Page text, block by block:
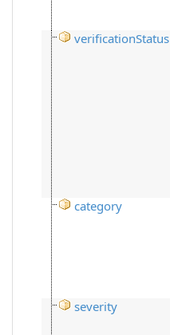
verificationStatus
category
severity